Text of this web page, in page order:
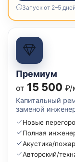
Запуск от 2–5
Премиум
от 15 500 ₽/
Капитальный
заменой
Новые
Полная
Акустика/
Авторский/